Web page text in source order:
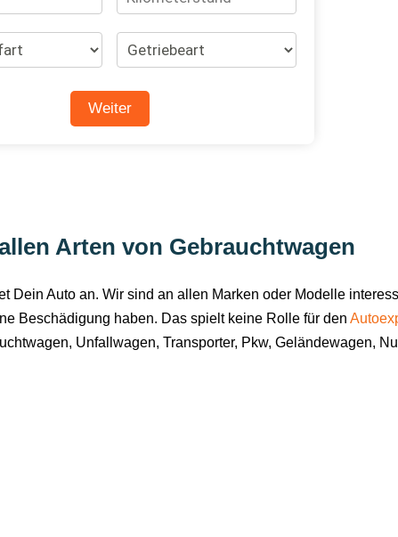
Arten von Gebrauchtwagen
Auto an. Wir sind an allen Marken oder Modelle
Beschädigung haben. Das spielt keine Rolle für den
Unfallwagen, Transporter, Pkw, Geländewagen,